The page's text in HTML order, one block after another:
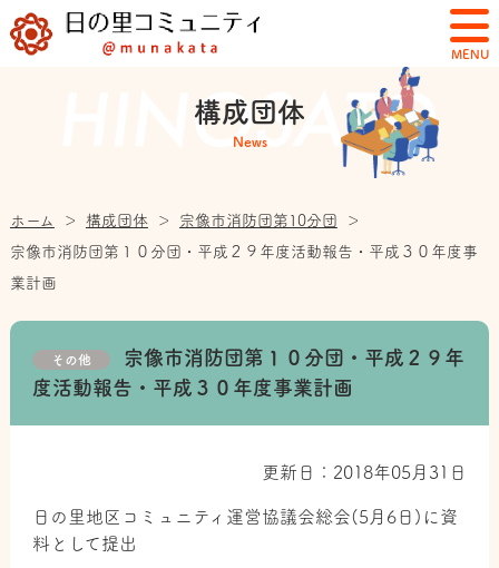
MENU
構成団体
News
ホーム ＞ 構成団体 ＞ 宗像市消防団第10分団
＞
宗像市消防団第１０分団・平成２９年度活動報告・平成３０年度事
業計画
その他
宗像市消防団第１０分団・平成２９年
度活動報告・平成３０年度事業計画
更新日：2018年05月31日
日の里地区コミュニティ運営協議会総会(5月6日)に資
料として提出